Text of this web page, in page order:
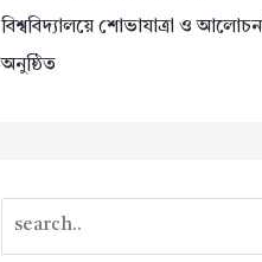
বিশ্ববিদ্যালয়ে শোভাযাত্রা ও
অনুষ্ঠিত